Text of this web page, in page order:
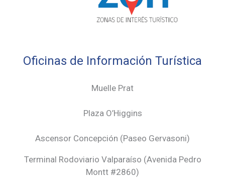
Oficinas de Información Turística
Muelle Prat
Plaza O’Higgins
Ascensor Concepción (Paseo Gervasoni)
Terminal Rodoviario Valparaíso (Avenida Pedro
Montt #2860)